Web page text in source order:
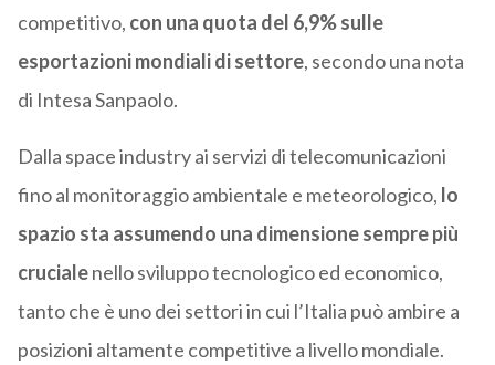
competitivo, con una quota del 6,9% sulle
esportazioni mondiali di settore, secondo una nota
di Intesa Sanpaolo.
Dalla space industry ai servizi di telecomunicazioni
fino al monitoraggio ambientale e meteorologico, lo
spazio sta assumendo una dimensione sempre più
crucialenello sviluppo tecnologico ed economico,
tanto che è uno dei settori in cui l’Italia può ambire a
posizioni altamente competitive a livello mondiale.